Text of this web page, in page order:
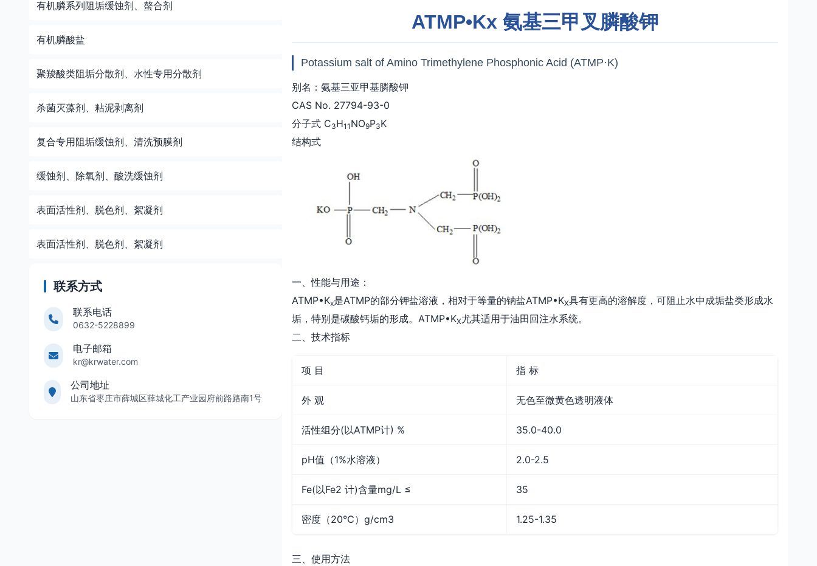
有机膦系列阻垢缓蚀剂、螯合剂
有机膦酸盐
聚羧酸类阻垢分散剂、水性专用分散剂
杀菌灭藻剂、粘泥剥离剂
复合专用阻垢缓蚀剂、清洗预膜剂
缓蚀剂、除氧剂、酸洗缓蚀剂
表面活性剂、脱色剂、絮凝剂
表面活性剂、脱色剂、絮凝剂
联系方式
联系电话
0632-5228899
电子邮箱
kr@krwater.com
公司地址
山东省枣庄市薛城区薛城化工产业园府前路路南1号
ATMP•Kx 氨基三甲叉膦酸钾
Potassium salt of Amino Trimethylene Phosphonic Acid (ATMP·K)
别名：氨基三亚甲基膦酸钾
CAS No. 27794-93-0
分子式 C3H11 NO9P3K
结构式
一、性能与用途：
ATMP•Kx是ATMP的部分钾盐溶液，相对于等量的钠盐ATMP•KX具有更高的溶解度，可阻止水中成垢盐类形成水
垢，特别是碳酸钙垢的形成。ATMP•KX尤其适用于油田回注水系统。
二、技术指标
项 目 指 标
外 观 无色至微黄色透明液体
活性组分(以ATMP计) % 35.0-40.0
pH值（1%水溶液） 2.0-2.5
Fe(以Fe2 计)含量mg/L ≤ 35
密度（20℃）g/cm3 1.25-1.35
三、使用方法